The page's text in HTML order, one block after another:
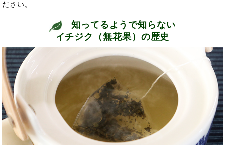
ださい。
知ってるようで知らない
イチジク（無花果）の歴史